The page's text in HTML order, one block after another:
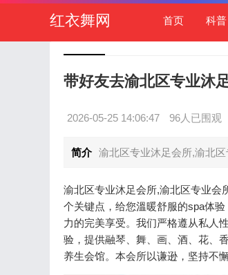
红衣舞网 首页 科普
带好友去渝北区专业沐
2026-05-25 14:06:47 96人已围观
简介 渝北区专业沐足会所,渝北
渝北区专业沐足会所,渝北区专业会
个关键点，给您溫暖舒服的spa体
力的完美享受。我们严格遵从私人
验，提供融琴、舞、画、酒、花、
养生会馆。本会所以谦逊，坚持不